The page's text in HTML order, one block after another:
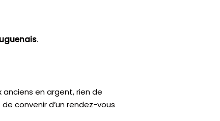
.
en argent, rien de
convenir d’un rendez-vous